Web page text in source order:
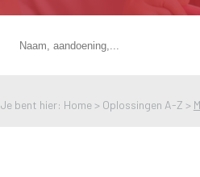
Je bent hier: Home > Oplossingen A-Z >